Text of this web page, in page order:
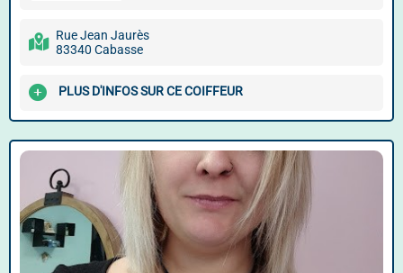
Rue Jean Jaurès
83340 Cabasse
PLUS D'INFOS SUR CE COIFFEUR